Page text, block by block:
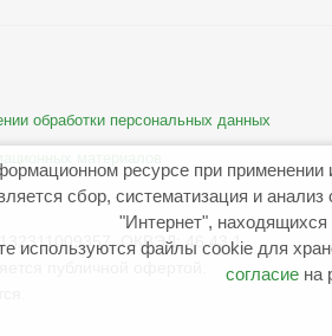
обработки персональных данных
ОКВЭД: 46.43.1
ресурсе при
сбор, систематизация и
"Интернет",
используются файлы cookie для
согласие на